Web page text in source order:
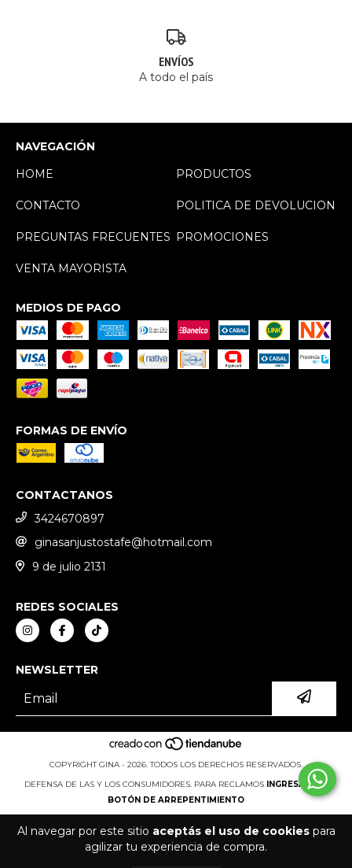
Al navegar por este sitio aceptás el uso de cookiespara
agilizar tu experiencia de compra.
ENVÍOS
A todo el país
NAVEGACIÓN
HOME
PRODUCTOS
CONTACTO POLITICA DE DEVOLUCION
PREGUNTAS FRECUENTES PROMOCIONES
VENTA MAYORISTA
MEDIOS DE PAGO
FORMAS DE ENVÍO
CONTACTANOS
3424670897
ginasanjustostafe@hotmail.com
9 de julio 2131
REDES SOCIALES
NEWSLETTER
COPYRIGHT GINA - 2026. TODOS LOS DERECHOS RESERVADOS.
DEFENSA DE LAS Y LOS CONSUMIDORES. PARA RECLAMOS INGRESÁ ACÁ.
BOTÓN DE ARREPENTIMIENTO